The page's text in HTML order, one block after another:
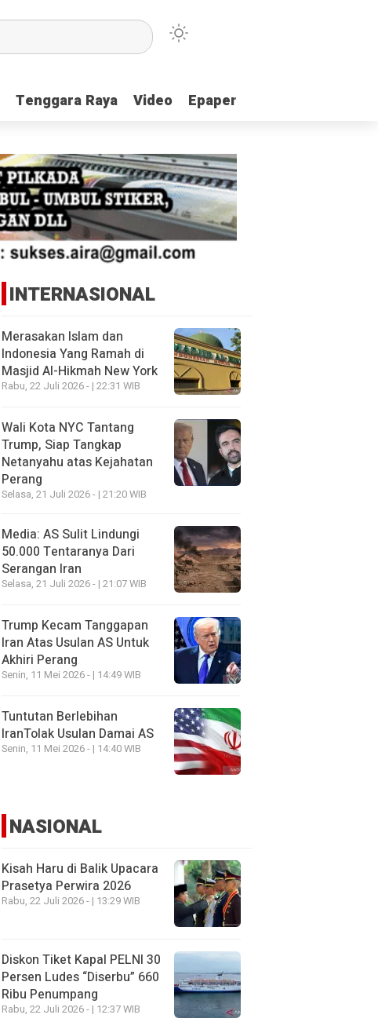
Tenggara Raya Video Epaper
Tenggara Raya Video Epaper
INTERNASIONAL
Merasakan Islam dan
Indonesia Yang Ramah di
Masjid Al-Hikmah New York
Rabu, 22 Juli 2026 - | 22:31 WIB
Wali Kota NYC Tantang
Trump, Siap Tangkap
Netanyahu atas Kejahatan
Perang
Selasa, 21 Juli 2026 - | 21:20 WIB
Media: AS Sulit Lindungi
50.000 Tentaranya Dari
Serangan Iran
Selasa, 21 Juli 2026 - | 21:07 WIB
Trump Kecam Tanggapan
Iran Atas Usulan AS Untuk
Akhiri Perang
Senin, 11 Mei 2026 - | 14:49 WIB
Tuntutan Berlebihan
IranTolak Usulan Damai AS
Senin, 11 Mei 2026 - | 14:40 WIB
NASIONAL
Kisah Haru di Balik Upacara
Prasetya Perwira 2026
Rabu, 22 Juli 2026 - | 13:29 WIB
Diskon Tiket Kapal PELNI 30
Persen Ludes “Diserbu” 660
Ribu Penumpang
Rabu, 22 Juli 2026 - | 12:37 WIB